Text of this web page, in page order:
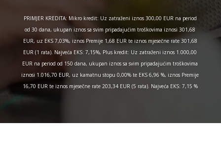
PRIMJER KREDITA: Mikro kredit: Uz zatraženi iznos 300,00 EUR na period
od 30 dana, ukupan iznos sa svim pripadajućim troškovima iznosi 301,68
EUR, uz EKS 7,03%, iznos Premije 1,68 EUR te iznos mjesečne rate 301,68
EUR (1 rata). Najveća EKS: 7,15%, Plus kredit: Uz zatraženi iznos 1.000,00
EUR na period od 150 dana, ukupan iznos sa svim pripadajućim troškovima
iznosi 1.016,70 EUR, uz kamatnu stopu 0,00% te EKS 6,96 %, iznos Premije
16,70 EUR te iznos mjesečne rate 203,34 EUR (5 rata). Najveća EKS: 7,15 %